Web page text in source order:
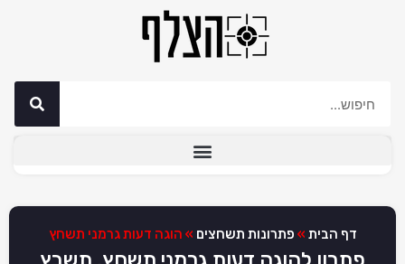
דף הבית » פתרונות תשחצים » הוגה דעות גרמני תשחץ